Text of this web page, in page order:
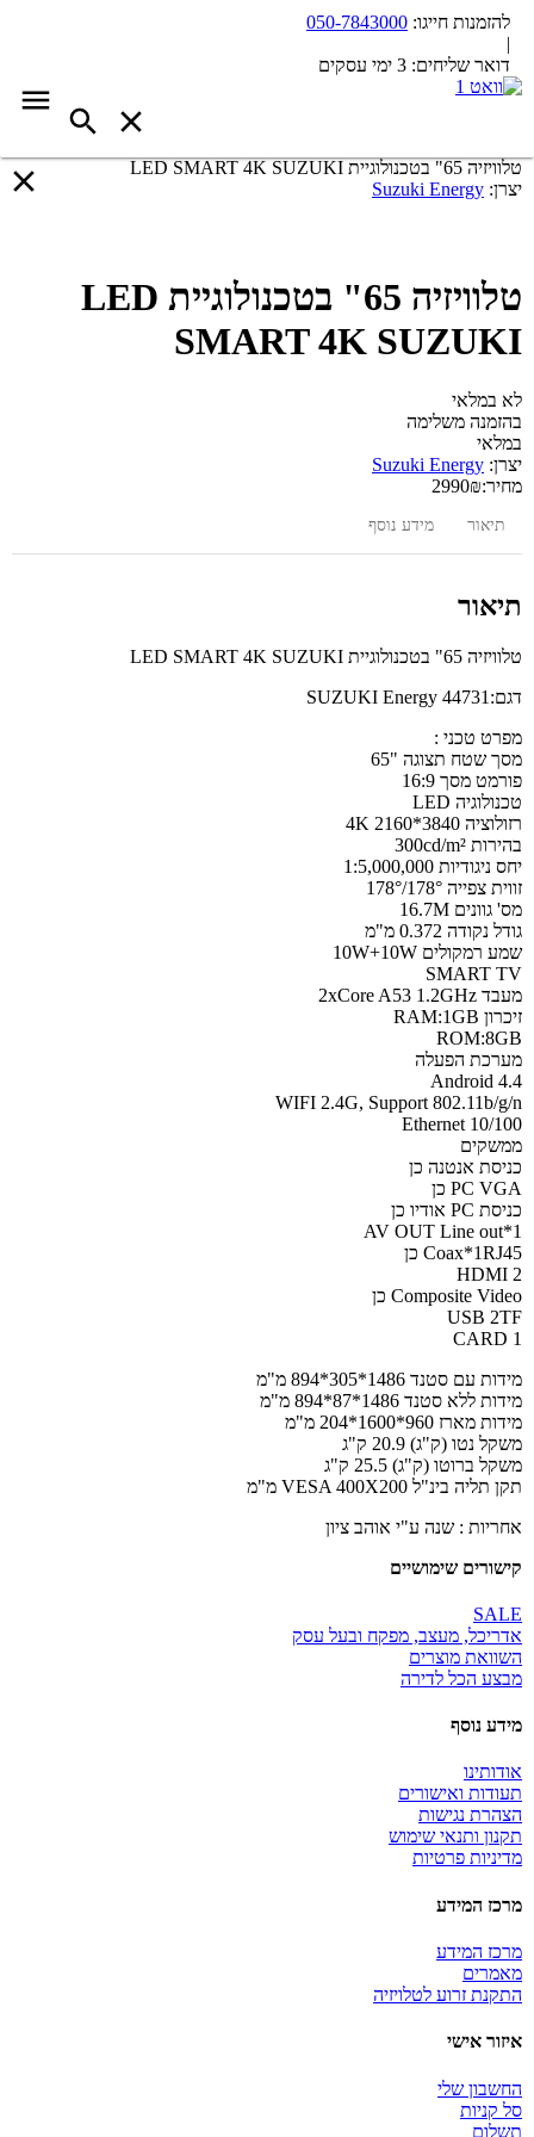
להזמנות חייגו: 050-7843000
|
דואר שליחים: 3 ימי עסקים
טלוויזיה 65" בטכנולוגיית LED SMART 4K SUZUKI
יצרן: Suzuki Energy
טלוויזיה 65" בטכנולוגיית LED
SMART 4K SUZUKI
לא במלאי
בהזמנה משלימה
במלאי
יצרן: Suzuki Energy
מחיר:
2990₪
תיאור מידע נוסף
תיאור
טלוויזיה 65" בטכנולוגיית LED SMART 4K SUZUKI
דגם:SUZUKI Energy 44731
מפרט טכני :
מסך שטח תצוגה "65
פורמט מסך 16:9
טכנולוגיה LED
רזולוציה 3840*2160 4K
בהירות 300cd/m²
יחס ניגודיות 1:5,000,000
זווית צפייה 178°/178°
מס' גוונים 16.7M
גודל נקודה 0.372 מ"מ
שמע רמקולים 10W+10W
SMART TV
מעבד 2xCore A53 1.2GHz
זיכרון RAM:1GB
ROM:8GB
מערכת הפעלה
Android 4.4
WIFI 2.4G, Support 802.11b/g/n
Ethernet 10/100
ממשקים
כניסת אנטנה כן
PC VGA כן
כניסת PC אודיו כן
AV OUT Line out*1
Coax*1RJ45 כן
HDMI 2
Composite Video כן
USB 2TF
CARD 1
מידות עם סטנד 1486*305*894 מ"מ
מידות ללא סטנד 1486*87*894 מ"מ
מידות מארז 960*1600*204 מ"מ
משקל נטו (ק"ג) 20.9 ק"ג
משקל ברוטו (ק"ג) 25.5 ק"ג
תקן תליה בינ"ל VESA 400X200 מ"מ
אחריות : שנה ע"י אוהב ציון
קישורים שימושיים
SALE
אדריכל, מעצב, מפקח ובעל עסק
השוואת מוצרים
מבצע הכל לדירה
מידע נוסף
אודותינו
תעודות ואישורים
הצהרת נגישות
תקנון ותנאי שימוש
מדיניות פרטיות
מרכז המידע
מרכז המידע
מאמרים
התקנת זרוע לטלויזיה
איזור אישי
החשבון שלי
סל קניות
תשלום